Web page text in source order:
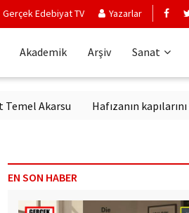
Gerçek Edebiyat TV Yazarlar
Akademik Arşiv Sanat
Hafızanın kapılarını
EN SON HABER